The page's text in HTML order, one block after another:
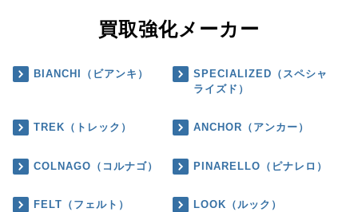
買取強化メーカー
BIANCHI（ビアンキ）
SPECIALIZED（スペシャ
ライズド）
TREK（トレック） ANCHOR（アンカー）
COLNAGO（コルナゴ） PINARELLO（ピナレロ）
FELT（フェルト） LOOK（ルック）